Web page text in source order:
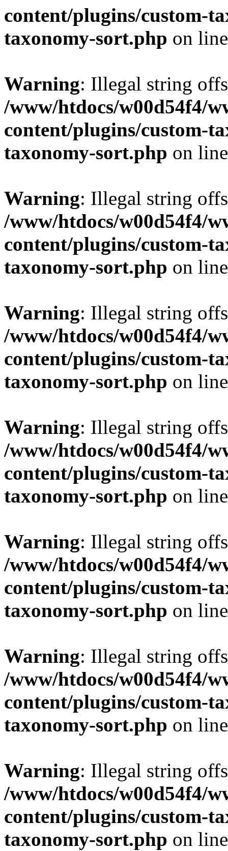
content/plugins/custom-
taxonomy-sort.php on
Warning: Illegal string
/www/htdocs/w00d54f4/
content/plugins/custom-
taxonomy-sort.php on
Warning: Illegal string
/www/htdocs/w00d54f4/
content/plugins/custom-
taxonomy-sort.php on
Warning: Illegal string
/www/htdocs/w00d54f4/
content/plugins/custom-
taxonomy-sort.php on
Warning: Illegal string
/www/htdocs/w00d54f4/
content/plugins/custom-
taxonomy-sort.php on
Warning: Illegal string
/www/htdocs/w00d54f4/
content/plugins/custom-
taxonomy-sort.php on
Warning: Illegal string
/www/htdocs/w00d54f4/
content/plugins/custom-
taxonomy-sort.php on
Warning: Illegal string
/www/htdocs/w00d54f4/
content/plugins/custom-
taxonomy-sort.php on